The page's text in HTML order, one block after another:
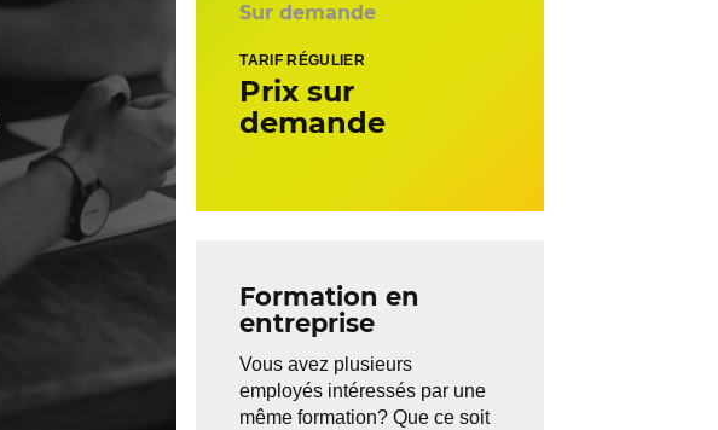
Sur demande
TARIF RÉGULIER
Prix sur
demande
Formation en
entreprise
Vous avez plusieurs
employés intéressés par une
même formation? Que ce soit